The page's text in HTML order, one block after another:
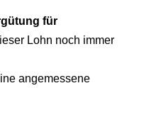
für
Lohn noch immer
angemessene